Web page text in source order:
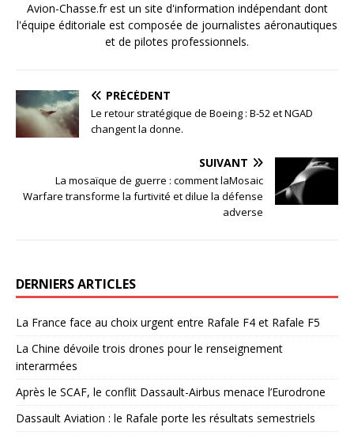
Avion-Chasse.fr est un site d'information indépendant dont
l'équipe éditoriale est composée de journalistes aéronautiques
et de pilotes professionnels.
PRÉCÉDENT
Le retour stratégique de Boeing : B-52 et NGAD
changent la donne.
SUIVANT
La mosaïque de guerre : comment laMosaic
Warfare transforme la furtivité et dilue la défense
adverse
DERNIERS ARTICLES
La France face au choix urgent entre Rafale F4 et Rafale F5
La Chine dévoile trois drones pour le renseignement
interarmées
Après le SCAF, le conflit Dassault-Airbus menace l’Eurodrone
Dassault Aviation : le Rafale porte les résultats semestriels